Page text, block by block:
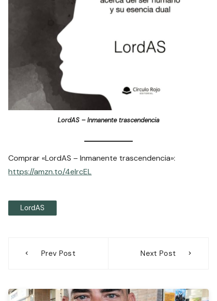
LordAS – Inmanente trascendencia
Comprar «LordAS – Inmanente trascendencia»:
https://amzn.to/4elrcEL
LordAS
Prev Post Next Post